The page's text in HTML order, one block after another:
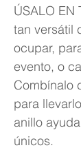
ÚSALO EN
tan versátil
ocupar,
evento, o
Combínalo
para
anillo
únicos.